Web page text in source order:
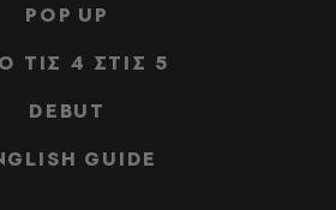
POP UP
ΤΙΣ 4 ΣΤΙΣ 5
DEBUT
GUIDE